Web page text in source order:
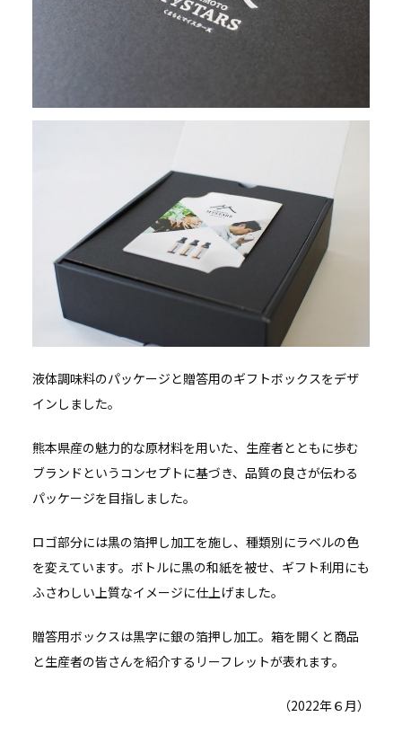
液体調味料のパッケージと贈答用のギフトボックスをデザ
インしました。
熊本県産の魅力的な原材料を用いた、生産者とともに歩む
ブランドというコンセプトに基づき、品質の良さが伝わる
パッケージを目指しました。
ロゴ部分には黒の箔押し加工を施し、種類別にラベルの色
を変えています。ボトルに黒の和紙を被せ、ギフト利用にも
ふさわしい上質なイメージに仕上げました。
贈答用ボックスは黒字に銀の箔押し加工。箱を開くと商品
と生産者の皆さんを紹介するリーフレットが表れます。
（2022年６月）